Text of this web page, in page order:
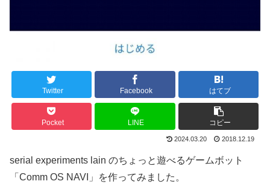
Twitter Facebook はてブ
Pocket LINE コピー
2024.03.20 2018.12.19
serial experiments lain のちょっと遊べるゲームボット
「Comm OS NAVI」を作ってみました。